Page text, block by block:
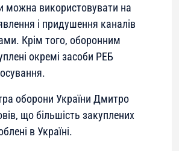
можна використовувати на
і придушення каналів
Крім того, оборонним
окремі засоби РЕБ
оборони України Дмитро
що більшість закуплених
в Україні.